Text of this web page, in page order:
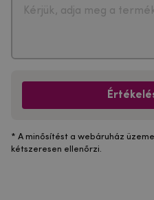
* A minősítést a webáruház
kétszeresen ellenőrzi.